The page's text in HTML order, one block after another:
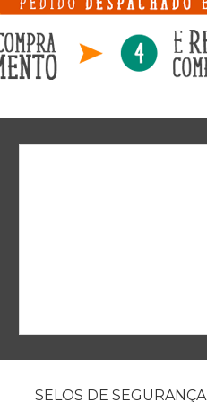
SELOS DE SEGURANÇA